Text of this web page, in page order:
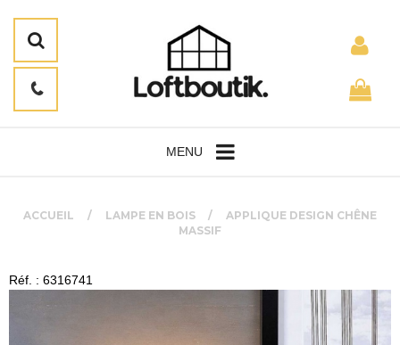
MENU
ACCUEIL LAMPE EN BOIS
APPLIQUE DESIGN CHÊNE
MASSIF
Réf. : 6316741